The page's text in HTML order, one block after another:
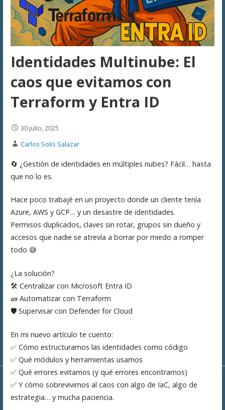
Identidades Multinube: El
caos que evitamos con
Terraform y Entra ID
30 julio, 2025
Carlos Solis Salazar
🔄 ¿Gestión de identidades en múltiples nubes? Fácil… hasta
que no lo es.
Hace poco trabajé en un proyecto donde un cliente tenía
Azure, AWS y GCP… y un desastre de identidades.
Permisos duplicados, claves sin rotar, grupos sin dueño y
accesos que nadie se atrevía a borrar por miedo a romper
todo 😅
¿La solución?
🛠️ Centralizar con Microsoft Entra ID
🧱 Automatizar con Terraform
🛡️ Supervisar con Defender for Cloud
En mi nuevo artículo te cuento:
✅ Cómo estructuramos las identidades como código
✅ Qué módulos y herramientas usamos
✅ Qué errores evitamos (y qué errores encontramos)
✅ Y cómo sobrevivimos al caos con algo de IaC, algo de
estrategia… y mucha paciencia.